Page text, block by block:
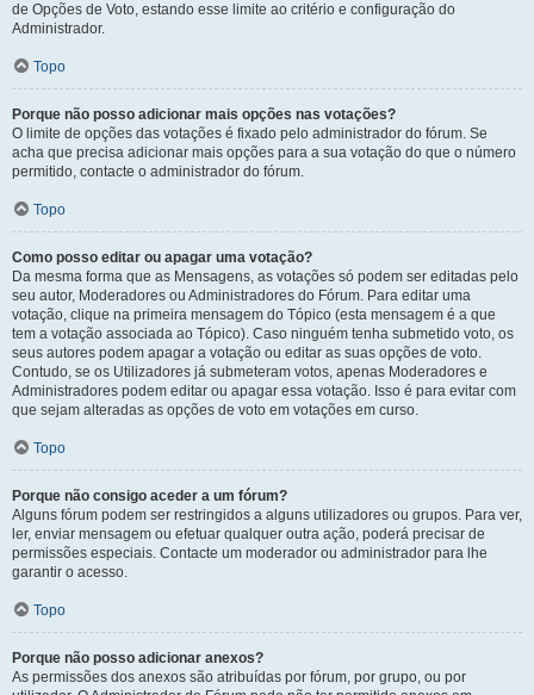
de Opções de Voto, estando esse limite ao critério e configuração do
Administrador.
Topo
Porque não posso adicionar mais opções nas votações?
O limite de opções das votações é fixado pelo administrador do fórum. Se
acha que precisa adicionar mais opções para a sua votação do que o número
permitido, contacte o administrador do fórum.
Topo
Como posso editar ou apagar uma votação?
Da mesma forma que as Mensagens, as votações só podem ser editadas pelo
seu autor, Moderadores ou Administradores do Fórum. Para editar uma
votação, clique na primeira mensagem do Tópico (esta mensagem é a que
tem a votação associada ao Tópico). Caso ninguém tenha submetido voto, os
seus autores podem apagar a votação ou editar as suas opções de voto.
Contudo, se os Utilizadores já submeteram votos, apenas Moderadores e
Administradores podem editar ou apagar essa votação. Isso é para evitar com
que sejam alteradas as opções de voto em votações em curso.
Topo
Porque não consigo aceder a um fórum?
Alguns fórum podem ser restringidos a alguns utilizadores ou grupos. Para ver,
ler, enviar mensagem ou efetuar qualquer outra ação, poderá precisar de
permissões especiais. Contacte um moderador ou administrador para lhe
garantir o acesso.
Topo
Porque não posso adicionar anexos?
As permissões dos anexos são atribuídas por fórum, por grupo, ou por